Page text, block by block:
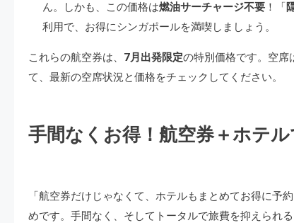
ん。しかも、この価格は燃油サーチャージ不要 ！「
利用で、お得にシンガポールを満喫しましょう。
これらの航空券は、 7月出発限定の特別価格です。空席
て、最新の空席状況と価格をチェックしてください。
手間なくお得！航空券＋ホテ
「航空券だけじゃなくて、ホテルもまとめてお得に予
めです。手間なく、そしてトータルで旅費を抑えられ